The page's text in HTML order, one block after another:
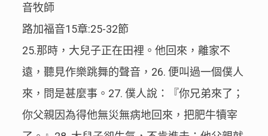
音牧師
路加福音15章:25-32節
25.那時，大兒子正在田裡。他回來，離家不
遠，聽見作樂跳舞的聲音，26. 便叫過一個僕人
來，問是甚麼事。27. 僕人說：『你兄弟來了；
你父親因為得他無災無病地回來，把肥牛犢宰